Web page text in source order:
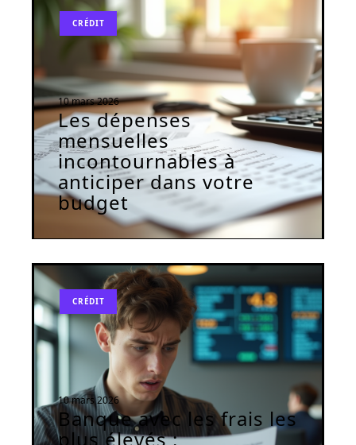
CRÉDIT
10 mars 2026
Les dépenses
mensuelles
incontournables à
anticiper dans votre
budget
CRÉDIT
10 mars 2026
Banque avec les frais les
plus élevés :